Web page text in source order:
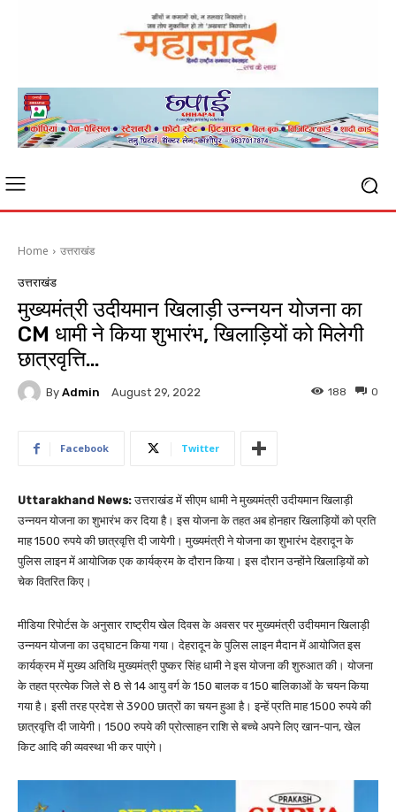
Home उत्तराखंड
उत्तराखंड
मुख्यमंत्री उदीयमान खिलाड़ी उन्नयन योजना का
CM धामी ने किया शुभारंभ, खिलाड़ियों को मिलेगी
छात्रवृत्ति…
By Admin August 29, 2022 0
188
Facebook Twitter
Uttarakhand News:उत्तराखंड में सीएम धामी ने मुख्यमंत्री उदीयमान खिलाड़ी
उन्नयन योजना का शुभारंभ कर दिया है। इस योजना के तहत अब होनहार खिलाड़ियों को प्रति
माह 1500 रुपये की छात्रवृत्ति दी जायेगी। मुख्यमंत्री ने योजना का शुभारंभ देहरादून के
पुलिस लाइन में आयोजिक एक कार्यक्रम के दौरान किया। इस दौरान उन्होंने खिलाड़ियों को
चेक वितरित किए।
मीडिया रिपोर्टस के अनुसार राष्ट्रीय खेल दिवस के अवसर पर मुख्यमंत्री उदीयमान खिलाड़ी
उन्नयन योजना का उद्घाटन किया गया। देहरादून के पुलिस लाइन मैदान में आयोजित इस
कार्यक्रम में मुख्य अतिथि मुख्यमंत्री पुष्कर सिंह धामी ने इस योजना की शुरुआत की। योजना
के तहत प्रत्येक जिले से 8 से 14 आयु वर्ग के 150 बालक व 150 बालिकाओं के चयन किया
गया है। इसी तरह प्रदेश से 3900 छात्रों का चयन हुआ है। इन्हें प्रति माह 1500 रुपये की
छात्रवृत्ति दी जायेगी। 1500 रुपये की प्रोत्साहन राशि से बच्चे अपने लिए खान-पान, खेल
किट आदि की व्यवस्था भी कर पाएंगे।